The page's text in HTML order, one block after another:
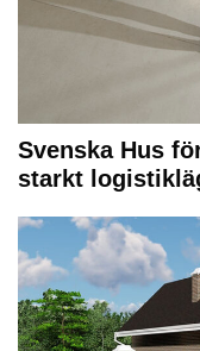
Svenska Hus
starkt